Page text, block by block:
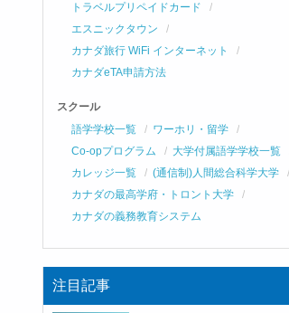
トラベルプリペイドカード
エスニックタウン
カナダ旅行 WiFi インターネット
カナダeTA申請方法
スクール
語学学校一覧
ワーホリ・留学
Co-opプログラム
大学付属語学学校一覧
カレッジ一覧
(通信制)人間総合科学大学
カナダの最高学府・トロント大学
カナダの義務教育システム
注目記事